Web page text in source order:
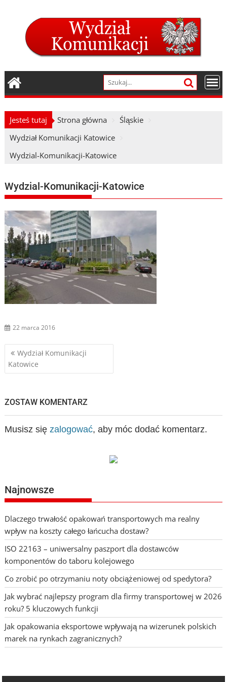
Jesteś tutaj Strona główna
Śląskie
Wydział Komunikacji Katowice
Wydzial-Komunikacji-Katowice
Wydzial-Komunikacji-Katowice
22 marca 2016
Nawigacja
wpisu
Wydział Komunikacji
Katowice
ZOSTAW KOMENTARZ
Musisz się zalogować, aby móc dodać komentarz.
Najnowsze
Dlaczego trwałość opakowań transportowych ma realny
wpływ na koszty całego łańcucha dostaw?
ISO 22163 – uniwersalny paszport dla dostawców
komponentów do taboru kolejowego
Co zrobić po otrzymaniu noty obciążeniowej od spedytora?
Jak wybrać najlepszy program dla firmy transportowej w 2026
roku? 5 kluczowych funkcji
Jak opakowania eksportowe wpływają na wizerunek polskich
marek na rynkach zagranicznych?